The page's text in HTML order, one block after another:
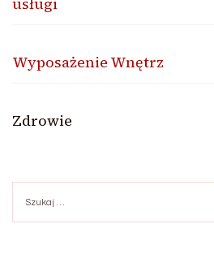
Wyposażenie Wnętrz
Zdrowie